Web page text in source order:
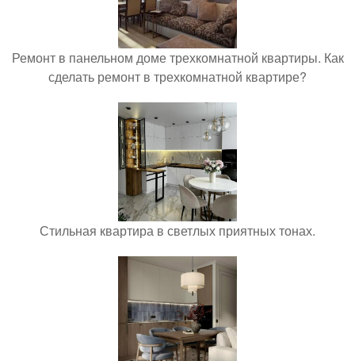
Ремонт в панельном доме трехкомнатной квартиры. Как
сделать ремонт в трехкомнатной квартире?
Стильная квартира в светлых приятных тонах.